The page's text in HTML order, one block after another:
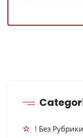
! Без Рубрики